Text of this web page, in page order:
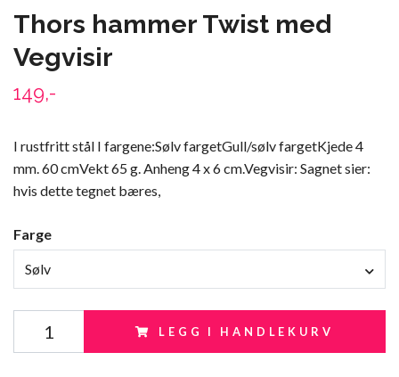
Thors hammer Twist med
Vegvisir
149,-
I rustfritt stål I fargene:Sølv fargetGull/sølv fargetKjede 4
mm. 60 cmVekt 65 g. Anheng 4 x 6 cm.Vegvisir: Sagnet sier:
hvis dette tegnet bæres,
Farge
Sølv
LEGG I HANDLEKURV